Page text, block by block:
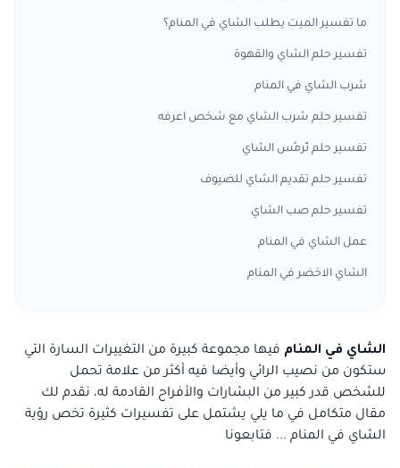
ما تفسير الميت يطلب الشاي في المنام؟
تفسير حلم الشاي والقهوة
شرب الشاي في المنام
تفسير حلم شرب الشاي مع شخص اعرفه
تفسير حلم تُرمُس الشاي
تفسير حلم تقديم الشاي للضيوف
تفسير حلم صب الشاي
عمل الشاي في المنام
الشاي الاخضر في المنام
الشاي في المنام فيها مجموعة كبيرة من التغييرات السارة التي
ستكون من نصيب الرائي وأيضا فيه أكثر من علامة تحمل
للشخص قدر كبير من البشارات والأفراح القادمة له، نقدم لك
مقال متكامل في ما يلي يشتمل على تفسيرات كثيرة تخص رؤية
الشاي في المنام ... فتابعونا